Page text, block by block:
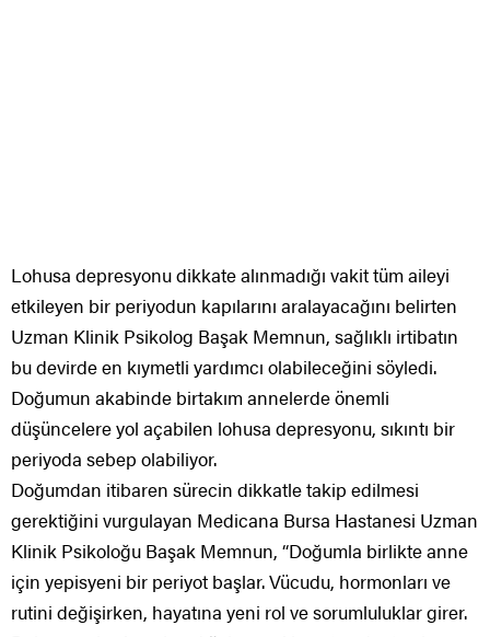
Lohusa depresyonu dikkate alınmadığı vakit tüm aileyi
etkileyen bir periyodun kapılarını aralayacağını belirten
Uzman Klinik Psikolog Başak Memnun, sağlıklı irtibatın
bu devirde en kıymetli yardımcı olabileceğini söyledi.
Doğumun akabinde birtakım annelerde önemli
düşüncelere yol açabilen lohusa depresyonu, sıkıntı bir
periyoda sebep olabiliyor.
Doğumdan itibaren sürecin dikkatle takip edilmesi
gerektiğini vurgulayan Medicana Bursa Hastanesi Uzman
Klinik Psikoloğu Başak Memnun, “Doğumla birlikte anne
için yepisyeni bir periyot başlar. Vücudu, hormonları ve
rutini değişirken, hayatına yeni rol ve sorumluluklar girer.